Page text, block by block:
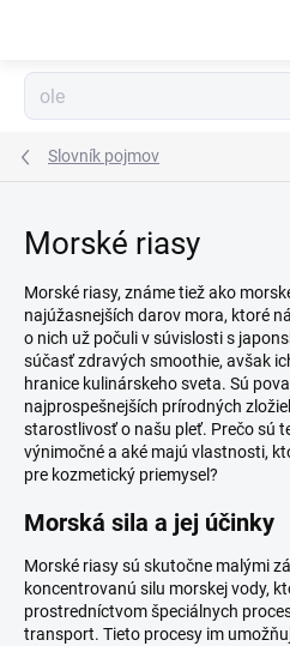
Slovník pojmov
Morské riasy
Morské riasy, známe tiež ako
najúžasnejších darov mora, ktoré
o nich už počuli v súvislosti s
súčasť zdravých smoothie, avšak
hranice kulinárskeho sveta. Sú
najprospešnejších prírodných
starostlivosť o našu pleť. Prečo sú
výnimočné a aké majú vlastnosti,
pre kozmetický priemysel?
Morská sila a jej účinky
Morské riasy sú skutočne malými
koncentrovanú silu morskej vody,
prostredníctvom špeciálnych
transport. Tieto procesy im